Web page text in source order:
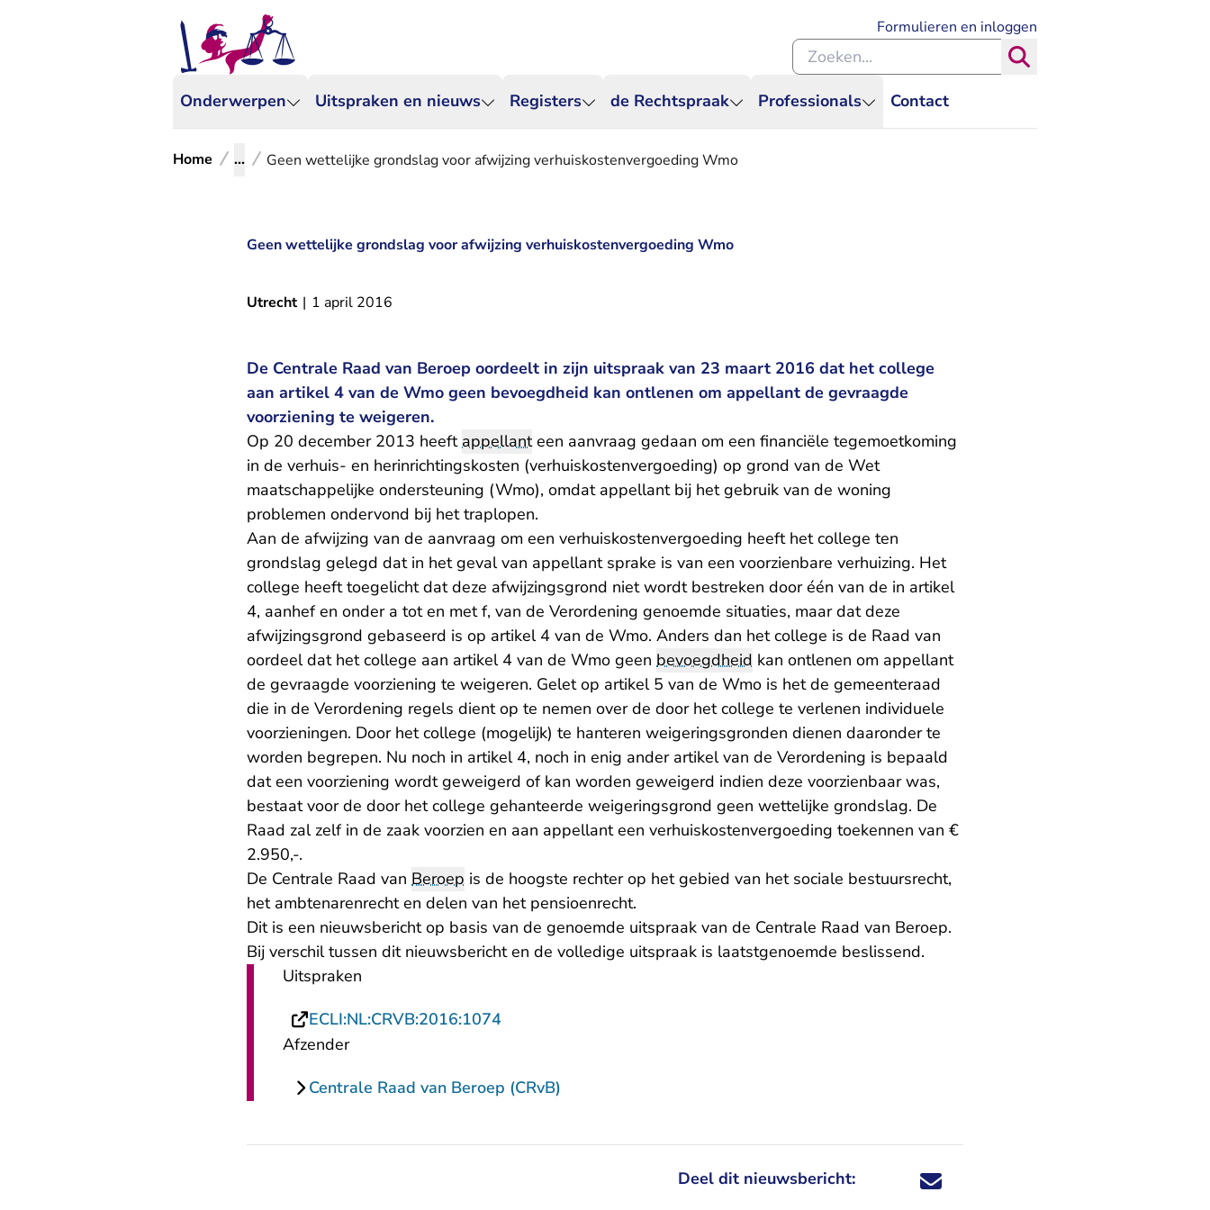
Onderwerpen Uitspraken en nieuws Registers de Rechtspraak Professionals Contact
Formulieren en inloggen
Zoeken binnen de Rechtspraak
Home ... Geen wettelijke grondslag voor afwijzing verhuiskostenvergoeding Wmo
Geen wettelijke grondslag voor afwijzing verhuiskostenvergoeding Wmo
Utrecht | 1 april 2016
De Centrale Raad van Beroep oordeelt in zijn uitspraak van 23 maart 2016 dat het college
aan artikel 4 van de Wmo geen bevoegdheid kan ontlenen om appellant de gevraagde
voorziening te weigeren.
Op 20 december 2013 heeftappellanteen aanvraag gedaan om een financiële tegemoetkoming
in de verhuis- en herinrichtingskosten (verhuiskostenvergoeding) op grond van de Wet
maatschappelijke ondersteuning (Wmo), omdat appellant bij het gebruik van de woning
problemen ondervond bij het traplopen.
Aan de afwijzing van de aanvraag om een verhuiskostenvergoeding heeft het college ten
grondslag gelegd dat in het geval van appellant sprake is van een voorzienbare verhuizing. Het
college heeft toegelicht dat deze afwijzingsgrond niet wordt bestreken door één van de in artikel
4, aanhef en onder a tot en met f, van de Verordening genoemde situaties, maar dat deze
afwijzingsgrond gebaseerd is op artikel 4 van de Wmo. Anders dan het college is de Raad van
oordeel dat het college aan artikel 4 van de Wmo geen bevoegdheid kan ontlenen om appellant
de gevraagde voorziening te weigeren. Gelet op artikel 5 van de Wmo is het de gemeenteraad
die in de Verordening regels dient op te nemen over de door het college te verlenen individuele
voorzieningen. Door het college (mogelijk) te hanteren weigeringsgronden dienen daaronder te
worden begrepen. Nu noch in artikel 4, noch in enig ander artikel van de Verordening is bepaald
dat een voorziening wordt geweigerd of kan worden geweigerd indien deze voorzienbaar was,
bestaat voor de door het college gehanteerde weigeringsgrond geen wettelijke grondslag. De
Raad zal zelf in de zaak voorzien en aan appellant een verhuiskostenvergoeding toekennen van €
2.950,-.
De Centrale Raad van Beroep is de hoogste rechter op het gebied van het sociale bestuursrecht,
het ambtenarenrecht en delen van het pensioenrecht.
Dit is een nieuwsbericht op basis van de genoemde uitspraak van de Centrale Raad van Beroep.
Bij verschil tussen dit nieuwsbericht en de volledige uitspraak is laatstgenoemde beslissend.
Uitspraken
ECLI:NL:CRVB:2016:1074- U verlaat Rechtspraak.nl
Afzender
Centrale Raad van Beroep (CRvB)
Deel dit nieuwsbericht: Deel dit nieuwsbericht via X - U verlaat
Deel dit nieuwsbericht via Facebook - U
Deel dit nieuwsbericht via e-mail
Deel dit nieuwsbericht via LinkedIn - U